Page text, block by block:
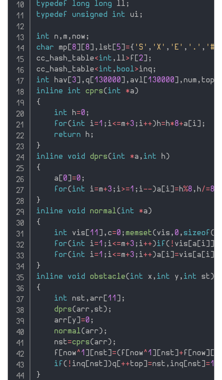
typedef
long long ll ;
typedef
unsigned int ui ;
int n , m , now ;
char mp [8] [8] , lst [5] ={ 'S' , 'X' , 'E' , '.' , '#'
cc_hash_table<int , ll> f [2] ;
cc_hash_table<int , bool>inq ;
int hav [3] , q [130000] , avl [130000] , num , top
inline
int cprs(int *a)
{
int h=0 ;
for(int i=1 ; i<=m+3 ; i++)h=h*8+a [i] ;
return h ;
}
inline
void dprs(int *a , int h)
{
    a
[0] =0 ;
for(int i=m+3 ; i>=1 ; i--)a [i] =h%8 , h / =8
}
inline
void normal(int *a)
{
int vis [11 ] , c=0 ; memset(vis , 0 , sizeof (
for(int i=1 ; i<=m+3 ; i++)if ( ! vis [a [i] ]
for(int i=1 ; i<=m+3 ; i++)a [i] =vis [a [i]
}
inline
void obstacle(int x , int y , int st)
{
int nst , arr [11 ] ;
dprs(arr , st) ;
    arr
[y] =0 ;
normal(arr) ;
    nst
=cprs(arr) ;
    f
[now ^1 ] [nst] =( f [now ^1 ] [nst] + f [now] [
if ( ! inq [nst] )q [++top] =nst , inq [nst] =1
}